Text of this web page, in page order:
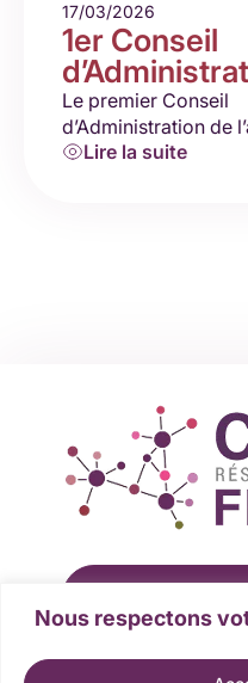
Nous respectons
17/03/2026
1er Conseil
2026
Le premier Conseil
d’Administration de
s’est réuni en mars à
Lire la suite